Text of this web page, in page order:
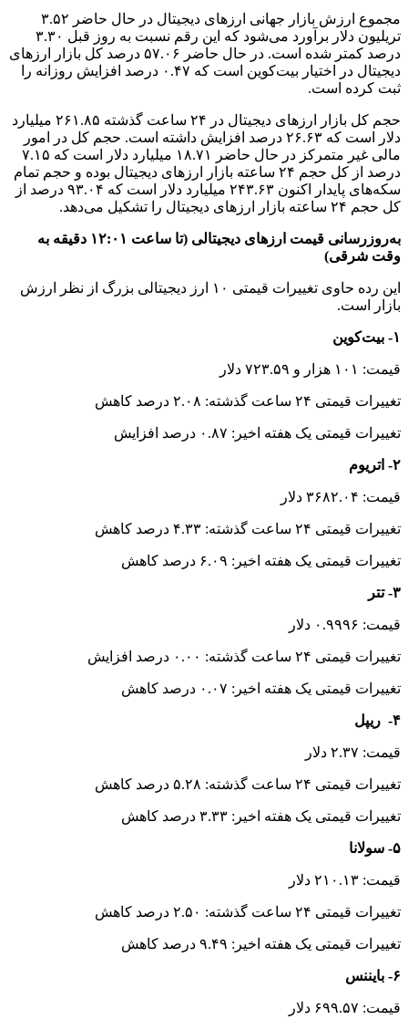
مجموع ارزش بازار جهانی ارزهای دیجیتال در حال حاضر ۳.۵۲
تریلیون دلار برآورد می‌شود که این رقم نسبت به روز قبل ۳.۳۰
درصد کمتر شده است. در حال حاضر ۵۷.۰۶ درصد کل بازار ارزهای
دیجیتال در اختیار بیت‌کوین است که ۰.۴۷ درصد افزایش روزانه را
ثبت کرده است.
حجم کل بازار ارزهای دیجیتال در ۲۴ ساعت گذشته ۲۶۱.۸۵ میلیارد
دلار است که ۲۶.۶۳ درصد افزایش داشته است. حجم کل در امور
مالی غیر متمرکز در حال حاضر ۱۸.۷۱ میلیارد دلار است که ۷.۱۵
درصد از کل حجم ۲۴ ساعته بازار ارزهای دیجیتال بوده و حجم تمام
سکه‌های پایدار اکنون ۲۴۳.۶۳ میلیارد دلار است که ۹۳.۰۴ درصد از
کل حجم ۲۴ ساعته بازار ارزهای دیجیتال را تشکیل می‌دهد.
به‌روزرسانی قیمت ارزهای دیجیتالی (تا ساعت ۱۲:۰۱ دقیقه به
وقت شرقی)
این رده حاوی تغییرات قیمتی ۱۰ ارز دیجیتالی بزرگ از نظر ارزش
بازار است.
۱- بیت‌کوین
قیمت: ۱۰۱ هزار و ۷۲۳.۵۹ دلار
تغییرات قیمتی ۲۴ ساعت گذشته: ۲.۰۸ درصد کاهش
تغییرات قیمتی یک هفته اخیر: ۰.۸۷ درصد افزایش
۲- اتریوم
قیمت: ۳۶۸۲.۰۴ دلار
تغییرات قیمتی ۲۴ ساعت گذشته: ۴.۳۳ درصد کاهش
تغییرات قیمتی یک هفته اخیر: ۶.۰۹ درصد کاهش
۳- تتر
قیمت: ۰.۹۹۹۶ دلار
تغییرات قیمتی ۲۴ ساعت گذشته: ۰.۰۰ درصد افزایش
تغییرات قیمتی یک هفته اخیر: ۰.۰۷ درصد کاهش
۴- ریپل
قیمت: ۲.۳۷ دلار
تغییرات قیمتی ۲۴ ساعت گذشته: ۵.۲۸ درصد کاهش
تغییرات قیمتی یک هفته اخیر: ۳.۳۳ درصد کاهش
۵- سولانا
قیمت: ۲۱۰.۱۳ دلار
تغییرات قیمتی ۲۴ ساعت گذشته: ۲.۵۰ درصد کاهش
تغییرات قیمتی یک هفته اخیر: ۹.۴۹ درصد کاهش
۶- بایننس
قیمت: ۶۹۹.۵۷ دلار